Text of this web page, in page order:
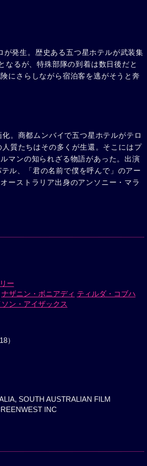
発生。歴史ある五つ星ホテルが武装集
なるが、特殊部隊の到着は数日後だと
にさらしながら宿泊客を逃がそうと奔
。商都ムンバイで五つ星ホテルがテロ
質たちはその多くが生還。そこにはプ
マンの知られざる物語があった。出演
ル、「君の名前で僕を呼んで」のアー
ーストラリア出身のアンソニー・マラ
ー
ナザニン・ボニアディ ティルダ・コブハ
ン・アイザックス
）
SOUTH AUSTRALIAN FILM
INC